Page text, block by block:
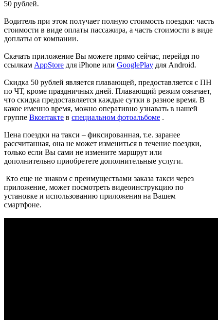
50 рублей.
Водитель при этом получает полную стоимость поездки: часть
стоимости в виде оплаты пассажира, а часть стоимости в виде
доплаты от компании.
Скачать приложение Вы можете прямо сейчас, перейдя по
ссылкам AppStore для iPhone или GooglePlay для Android.
Скидка 50 рублей является плавающей, предоставляется с ПН
по ЧТ, кроме праздничных дней. Плавающий режим означает,
что скидка предоставляется каждые сутки в разное время. В
какое именно время, можно оперативно узнавать в нашей
группе Вконтакте в специальном фотоальбоме .
Цена поездки на такси – фиксированная, т.е. заранее
рассчитанная, она не может измениться в течение поездки,
только если Вы сами не измените маршрут или
дополнительно приобретете дополнительные услуги.
Кто еще не знаком с преимуществами заказа такси через
приложение, может посмотреть видеоинструкцию по
установке и использованию приложения на Вашем
смартфоне.